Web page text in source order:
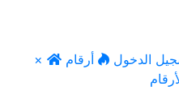
× الدخول
أرقام